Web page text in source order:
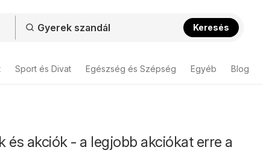
Keresés
Sport és Divat Egészség és Szépség Egyéb Blog
és akciók - a legjobb akciókat erre a